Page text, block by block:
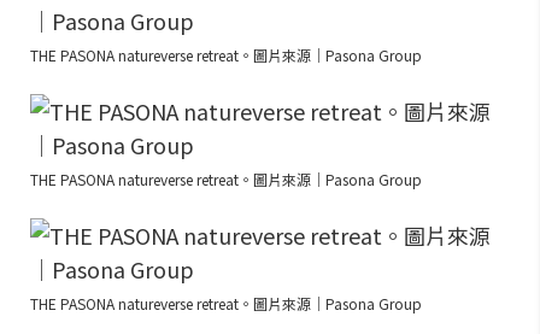
THE PASONA natureverse retreat。圖片來源｜Pasona Group
THE PASONA natureverse retreat。圖片來源｜Pasona Group
THE PASONA natureverse retreat。圖片來源｜Pasona Group